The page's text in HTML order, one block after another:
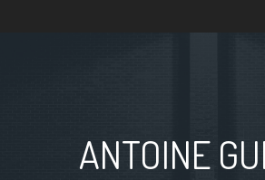
ANTOINE